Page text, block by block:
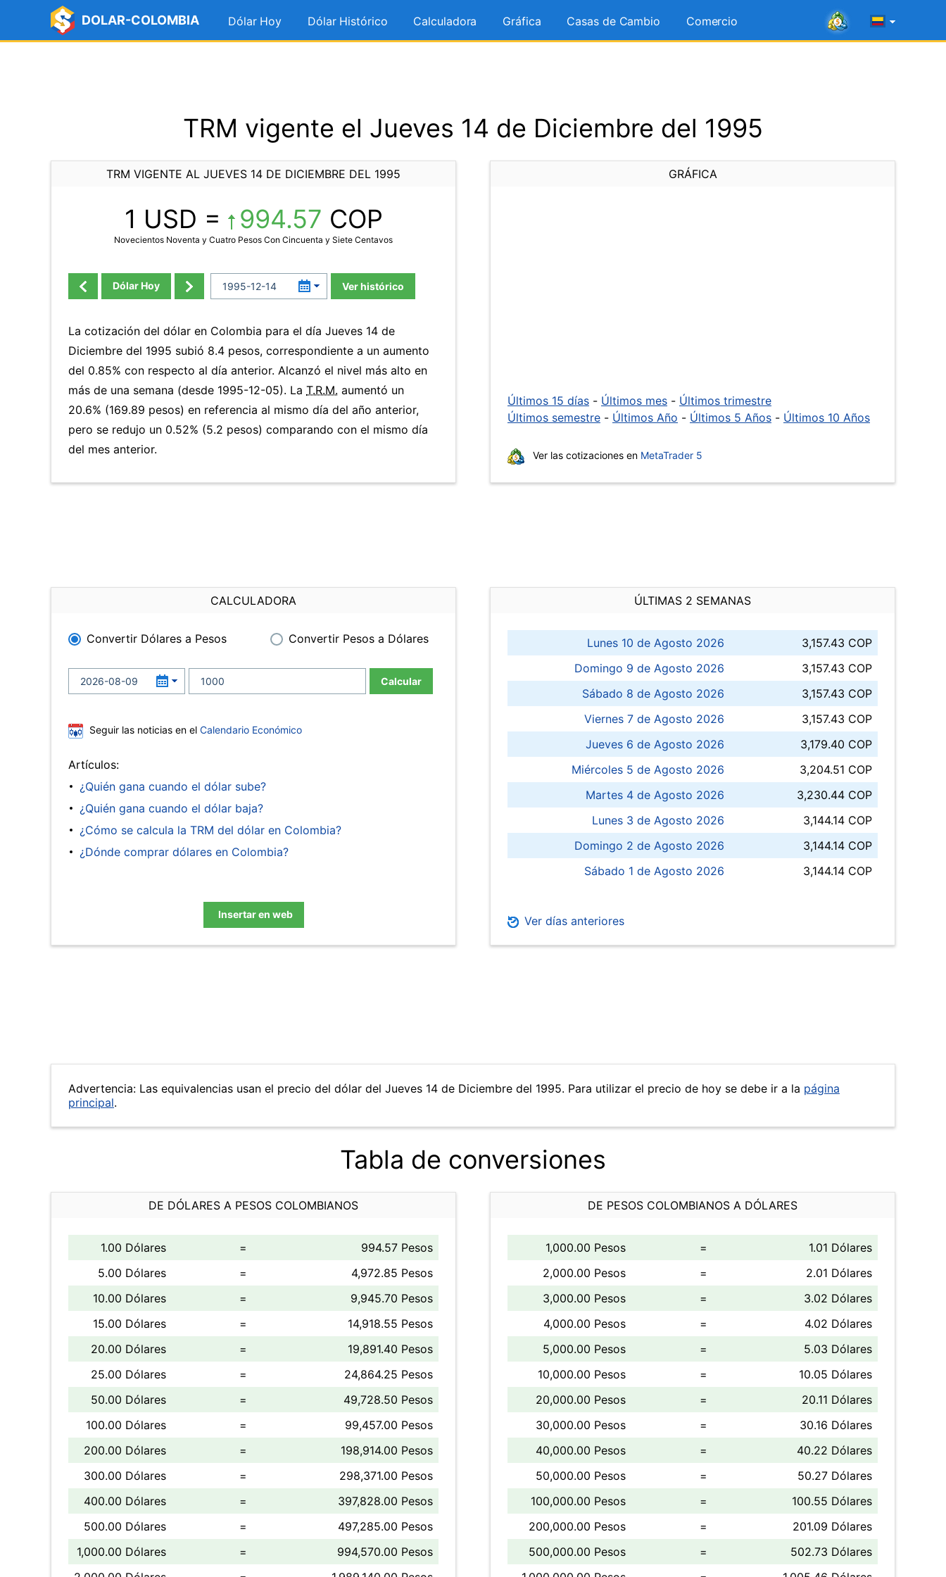
DOLAR-COLOMBIA Dólar Hoy Dólar Histórico Calculadora Gráfica Casas de Cambio Comercio
TRM vigente el Jueves 14 de Diciembre del 1995
TRM VIGENTE AL JUEVES 14 DE DICIEMBRE DEL 1995
1 USD = 994.57 COP
Novecientos Noventa y Cuatro Pesos Con Cincuenta y Siete Centavos
Dólar Hoy Ver histórico
La cotización del dólar en Colombia para el día Jueves 14 de
Diciembre del 1995 subió 8.4 pesos, correspondiente a un aumento
del 0.85% con respecto al día anterior. Alcanzó el nivel más alto en
más de una semana (desde 1995-12-05). La T.R.M. aumentó un
20.6% (169.89 pesos) en referencia al mismo día del año anterior,
pero se redujo un 0.52% (5.2 pesos) comparando con el mismo día
del mes anterior.
GRÁFICA
Últimos 15 días - Últimos mes - Últimos trimestre
Últimos semestre - Últimos Año - Últimos 5 Años - Últimos 10 Años
Ver las cotizaciones en MetaTrader 5
CALCULADORA
Convertir Dólares a Pesos Convertir Pesos a Dólares
Calcular
Seguir las noticias en el Calendario Económico
Artículos:
¿Quién gana cuando el dólar sube?
¿Quién gana cuando el dólar baja?
¿Cómo se calcula la TRM del dólar en Colombia?
¿Dónde comprar dólares en Colombia?
Insertar en web
ÚLTIMAS 2 SEMANAS
Lunes 10 de Agosto 2026
3,157.43 COP
Domingo 9 de Agosto 2026
3,157.43 COP
Sábado 8 de Agosto 2026
3,157.43 COP
Viernes 7 de Agosto 2026
3,157.43 COP
Jueves 6 de Agosto 2026
3,179.40 COP
Miércoles 5 de Agosto 2026
3,204.51 COP
Martes 4 de Agosto 2026
3,230.44 COP
Lunes 3 de Agosto 2026
3,144.14 COP
Domingo 2 de Agosto 2026
3,144.14 COP
Sábado 1 de Agosto 2026
3,144.14 COP
Ver días anteriores
Advertencia: Las equivalencias usan el precio del dólar del Jueves 14 de Diciembre del 1995. Para utilizar el precio de hoy se debe ir a la página
principal.
Tabla de conversiones
DE DÓLARES A PESOS COLOMBIANOS
1.00 Dólares =
994.57 Pesos
5.00 Dólares
=
4,972.85 Pesos
10.00 Dólares
=
9,945.70 Pesos
15.00 Dólares
=
14,918.55 Pesos
20.00 Dólares
=
19,891.40 Pesos
25.00 Dólares
=
24,864.25 Pesos
50.00 Dólares
=
49,728.50 Pesos
100.00 Dólares
=
99,457.00 Pesos
200.00 Dólares
=
198,914.00 Pesos
300.00 Dólares
=
298,371.00 Pesos
400.00 Dólares
=
397,828.00 Pesos
500.00 Dólares
=
497,285.00 Pesos
1,000.00 Dólares
=
994,570.00 Pesos
DE PESOS COLOMBIANOS A DÓLARES
1,000.00 Pesos =
1.01 Dólares
2,000.00 Pesos
=
2.01 Dólares
3,000.00 Pesos
=
3.02 Dólares
4,000.00 Pesos
=
4.02 Dólares
5,000.00 Pesos
=
5.03 Dólares
10,000.00 Pesos
=
10.05 Dólares
20,000.00 Pesos
=
20.11 Dólares
30,000.00 Pesos
=
30.16 Dólares
40,000.00 Pesos
=
40.22 Dólares
50,000.00 Pesos
=
50.27 Dólares
100,000.00 Pesos
=
100.55 Dólares
200,000.00 Pesos
=
201.09 Dólares
500,000.00 Pesos
=
502.73 Dólares